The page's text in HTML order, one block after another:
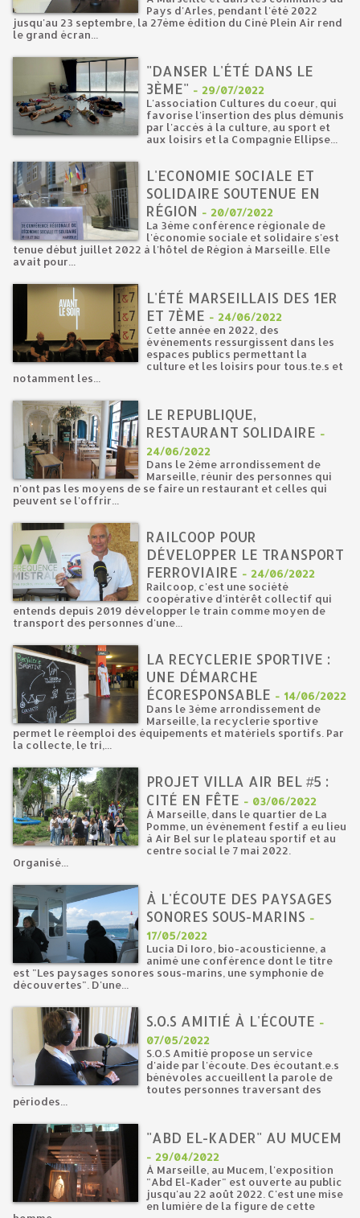
Pays d'Arles, pendant l'été 2022
jusqu'au 23 septembre, la 27ème édition du Ciné Plein Air rend
le grand écran...
"DANSER L'ÉTÉ DANS LE
3ÈME" - 29/07/2022
L'association Cultures du coeur, qui
favorise l'insertion des plus démunis
par l'accès à la culture, au sport et
aux loisirs et la Compagnie Ellipse...
L'ECONOMIE SOCIALE ET
SOLIDAIRE SOUTENUE EN
RÉGION - 20/07/2022
La 3ème conférence régionale de
l'économie sociale et solidaire s'est
tenue début juillet 2022 à l'hôtel de Région à Marseille. Elle
avait pour...
L'ÉTÉ MARSEILLAIS DES 1ER
ET 7ÈME - 24/06/2022
Cette année en 2022, des
évènements ressurgissent dans les
espaces publics permettant la
culture et les loisirs pour tous.te.s et
notamment les...
LE REPUBLIQUE,
RESTAURANT SOLIDAIRE -
24/06/2022
Dans le 2ème arrondissement de
Marseille, réunir des personnes qui
n'ont pas les moyens de se faire un restaurant et celles qui
peuvent se l'offrir...
RAILCOOP POUR
DÉVELOPPER LE TRANSPORT
FERROVIAIRE - 24/06/2022
Railcoop, c'est une société
coopérative d'intérêt collectif qui
entends depuis 2019 développer le train comme moyen de
transport des personnes d'une...
LA RECYCLERIE SPORTIVE :
UNE DÉMARCHE
ÉCORESPONSABLE - 14/06/2022
Dans le 3ème arrondissement de
Marseille, la recyclerie sportive
permet le réemploi des équipements et matériels sportifs. Par
la collecte, le tri,...
PROJET VILLA AIR BEL #5 :
CITÉ EN FÊTE - 03/06/2022
À Marseille, dans le quartier de La
Pomme, un évènement festif a eu lieu
à Air Bel sur le plateau sportif et au
centre social le 7 mai 2022.
Organisé...
À L'ÉCOUTE DES PAYSAGES
SONORES SOUS-MARINS -
17/05/2022
Lucia Di Ioro, bio-acousticienne, a
animé une conférence dont le titre
est "Les paysages sonores sous-marins, une symphonie de
découvertes". D'une...
S.O.S AMITIÉ À L'ÉCOUTE -
07/05/2022
S.O.S Amitié propose un service
d'aide par l'écoute. Des écoutant.e.s
bénévoles accueillent la parole de
toutes personnes traversant des
périodes...
"ABD EL-KADER" AU MUCEM
- 29/04/2022
À Marseille, au Mucem, l'exposition
"Abd El-Kader" est ouverte au public
jusqu'au 22 août 2022. C'est une mise
en lumière de la figure de cette